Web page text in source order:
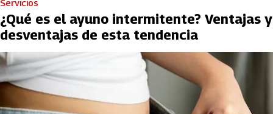
Servicios
¿Qué es el ayuno intermitente? Ventajas y
desventajas de esta tendencia